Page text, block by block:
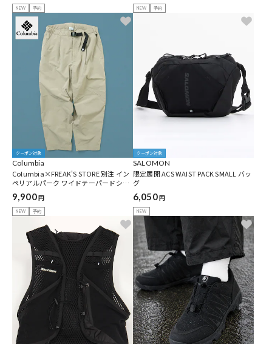
NEW 予約 NEW 予約
クーポン対象
Columbia
Columbia×FREAK'S STORE 別注 イン
ペリアルパーク ワイドテーパードシル
エット クライミングパンツ【限定展
開】
9,900円
NEW 予約
クーポン対象
SALOMON
限定展開 ACS WAIST PACK SMALL バッ
グ
6,050円
NEW